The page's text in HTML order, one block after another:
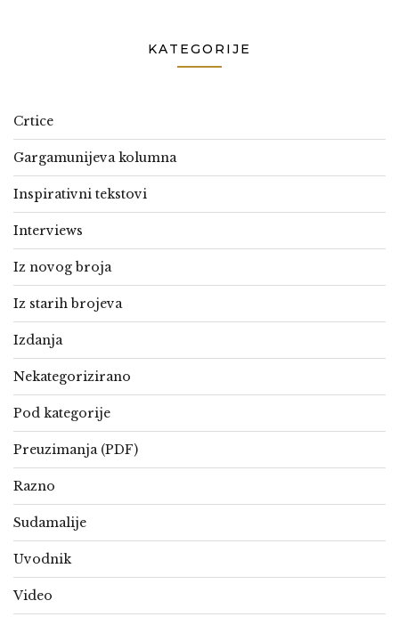
KATEGORIJE
Crtice
Gargamunijeva kolumna
Inspirativni tekstovi
Interviews
Iz novog broja
Iz starih brojeva
Izdanja
Nekategorizirano
Pod kategorije
Preuzimanja (PDF)
Razno
Sudamalije
Uvodnik
Video